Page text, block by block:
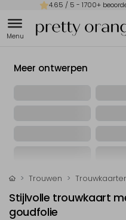
4.65 / 5 - 1700+
Meer ontwerpen
Trouwen
Stijlvolle trouwkaart
goudfolie